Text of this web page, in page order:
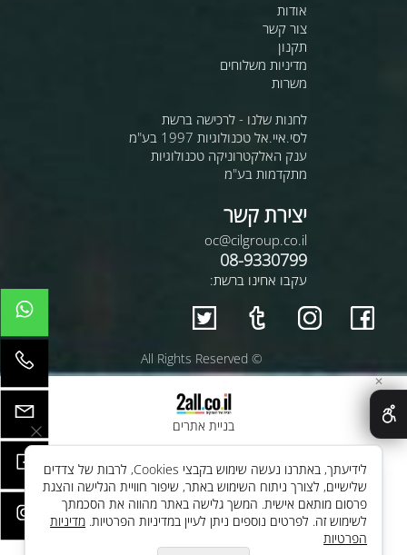
אודות
צור קשר
תקנון
מדיניות משלוחים
משרות
לחנות שלנו - לרכישה ברשת
לסי.איי.אל טכנולוגיות 1997 בע"מ
ענק האלקטרוניקה טכנולוגיות
מתקדמות בע"מ
יצירת קשר
oc@cilgroup.co.il
08-9330799
עקבו אחינו ברשת:
© All Rights Reserved
בניית אתרים
✕
לידיעתך, באתרנו נעשה שימוש בקבצי Cookies, לרבות של צדדים
שלישיים, לצורך ניתוח השימוש באתר, שיפור חוויית הגלישה והצגת
פרסום מותאם אישית. המשך גלישה באתר מהווה את הסכמתך
לשימוש זה. לפרטים נוספים ניתן לעיין במדיניות הפרטיות. מדיניות
הפרטיות